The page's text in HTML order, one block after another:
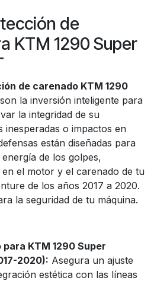
de
KTM 1290 Super
de carenado KTM 1290
son la inversión inteligente para
la integridad de su
inesperadas o impactos en
están diseñadas para
de los golpes,
el motor y el carenado de tu
de los años 2017 a 2020.
la seguridad de tu máquina.
KTM 1290 Super
2020): Asegura un ajuste
estética con las líneas